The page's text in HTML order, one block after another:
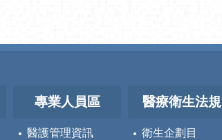
專業人員區
醫護管理資訊
醫療衛生法規
衛生企劃目